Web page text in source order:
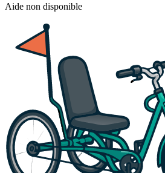
Aide non disponible